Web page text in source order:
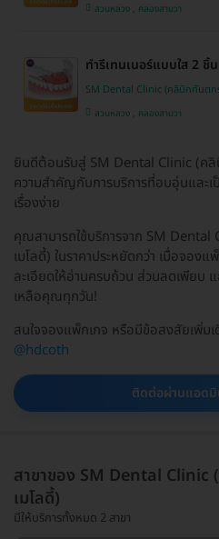
ยินดีต้อนรับสู่ SM Dental Clinic (คลิ
ความสำคัญกับการบริการที่อบอุ่นและเ
เรื่องง่าย
คุณสามารถใช้บริการจาก SM
เมโลดี้) ในราคาประหยัดกว่า เมื่อจอง
ละเอียดให้อ่านครบถ้วน ส่วนลดเพียบ
เหลือคุณทุกวัน!
สนใจจองแพ็กเกจ หรือมีข้อสงสัยเพิ่ม
@hdcoth
ติดต่อผ่านแอด
สาขาของ SM Dental Clinic
เมโลดี้)
มีให้บริการทั้งหมด 2 สาขา
สวนหลวง , คลองสามวา
ทำรีเทนเนอร์แบบใส 2 ชิ้น
SM Dental Clinic (คลินิกทันตกร
สวนหลวง , คลองสามวา